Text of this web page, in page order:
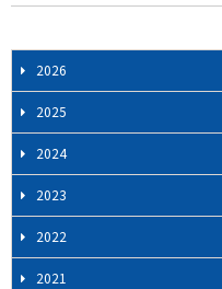
ー
ナ
ビ
ゲ
ー
シ
ョ
ン
2026
2025
2024
2023
2022
2021